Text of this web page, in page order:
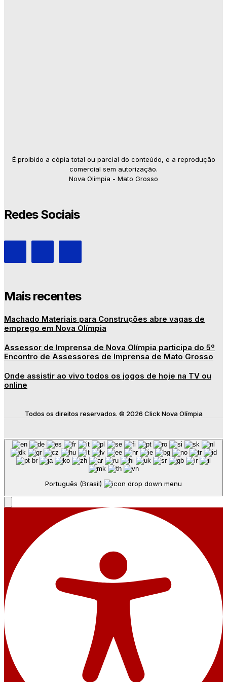
É proibido a cópia total ou parcial do conteúdo, e a reprodução
comercial sem autorização.
Nova Olímpia - Mato Grosso
Redes Sociais
Mais recentes
Machado Materiais para Construções abre vagas de
emprego em Nova Olímpia
Assessor de Imprensa de Nova Olímpia participa do 5º
Encontro de Assessores de Imprensa de Mato Grosso
Onde assistir ao vivo todos os jogos de hoje na TV ou
online
Todos os direitos reservados. © 2026 Click Nova Olímpia
Português (Brasil)